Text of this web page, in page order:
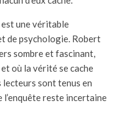
est une véritable
de psychologie. Robert
sombre et fascinant,
où la vérité se cache
lecteurs sont tenus en
l’enquête reste incertaine